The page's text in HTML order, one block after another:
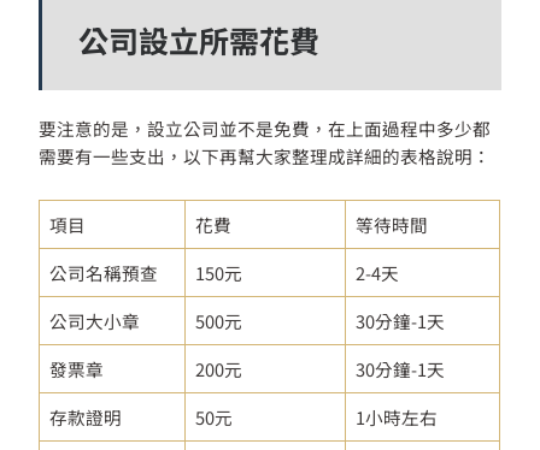
公司設立所需花費
要注意的是，設立公司並不是免費，在上面過程中多少都
需要有一些支出，以下再幫大家整理成詳細的表格說明：
項目 花費
等待時間
公司名稱預查
150元
2-4天
公司大小章
500元
30分鐘-1天
發票章
200元
30分鐘-1天
存款證明
50元
1小時左右